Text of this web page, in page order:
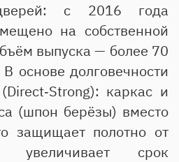
с 2016 года
на собственной
выпуска — более 70
основе долговечности
каркас и
(шпон берёзы) вместо
защищает полотно от
срок